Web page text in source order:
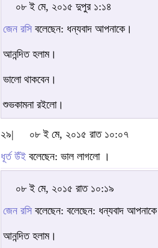
০৮ ই মে, ২০১৫ দুপুর ১:১৪
জেন রসি বলেছেন: ধন্যবাদ আপনাকে।
আনন্দিত হলাম।
ভালো থাকবেন।
শুভকামনা রইলো।
২৯|
০৮ ই মে, ২০১৫ রাত ১০:০৭
ধূর্ত উঁই বলেছেন: ভাল লাগলো ।
০৮ ই মে, ২০১৫ রাত ১০:১৯
জেন রসি বলেছেন: বলেছেন: ধন্যবাদ
আনন্দিত হলাম।